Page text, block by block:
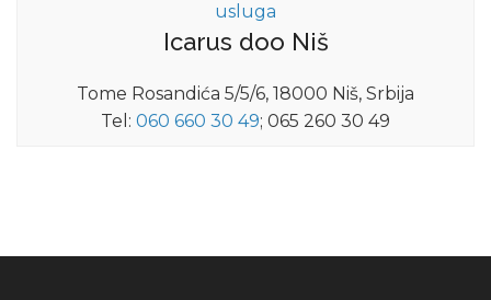
usluga
Icarus doo Niš
Tome Rosandića 5/5/6, 18000 Niš, Srbija
Tel: 060 660 30 49; 065 260 30 49